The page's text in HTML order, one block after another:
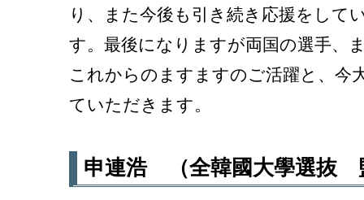
り、また今後も引き続き応援をして
す。最後になりますが両国の選手、
これからのますますのご活躍と、今
ていただきます。
申連浩 （全韓國大學選抜